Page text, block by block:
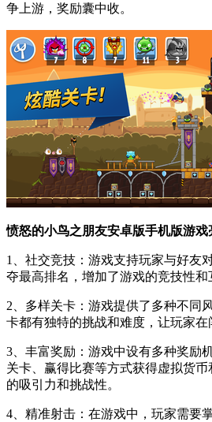
争上游，奖励囊中收。
愤怒的小鸟之朋友安卓版手机版游戏
1、社交竞技：游戏支持玩家与好友
夺最高排名，增加了游戏的竞技性和
2、多样关卡：游戏提供了多种不同
卡都有独特的挑战和难度，让玩家在
3、丰富奖励：游戏中设有多种奖励
关卡、赢得比赛等方式获得虚拟货
的吸引力和挑战性。
4、精准射击：在游戏中，玩家需要